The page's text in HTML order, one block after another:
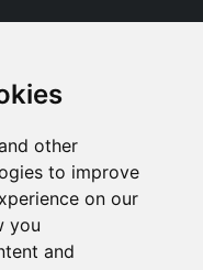
other
to improve
on our
you
and